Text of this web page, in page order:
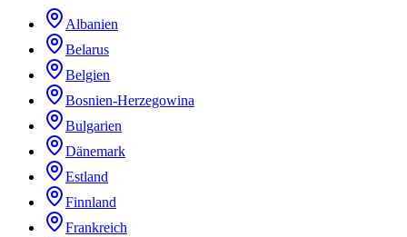
Albanien
Belarus
Belgien
Bosnien-Herzegowina
Bulgarien
Dänemark
Estland
Finnland
Frankreich